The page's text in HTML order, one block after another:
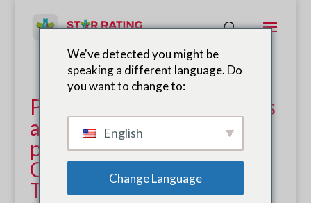
Proyecto Caminos Seguros
a las Escuelas: Resultados
presentados en el
Congreso Nacional de
Tránsito y Movilidad
We've detected you might be
speaking a different language. Do
you want to change to:
English
Change Language